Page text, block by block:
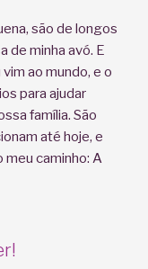
são de longos
de minha avó. E
ao mundo, e o
para ajudar
família. São
até hoje, e
meu caminho: A